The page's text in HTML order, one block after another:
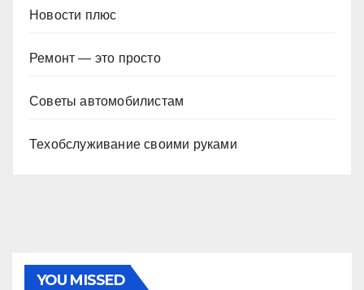
Новости плюс
Ремонт — это просто
Советы автомобилистам
Техобслуживание своими руками
YOU MISSED